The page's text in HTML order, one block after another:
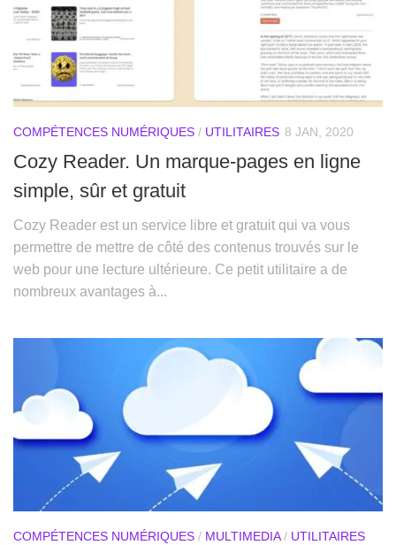
COMPÉTENCES NUMÉRIQUES / UTILITAIRES 8 JAN, 2020
Cozy Reader. Un marque-pages en ligne
simple, sûr et gratuit
Cozy Reader est un service libre et gratuit qui va vous
permettre de mettre de côté des contenus trouvés sur le
web pour une lecture ultérieure. Ce petit utilitaire a de
nombreux avantages à...
COMPÉTENCES NUMÉRIQUES / MULTIMEDIA/ UTILITAIRES